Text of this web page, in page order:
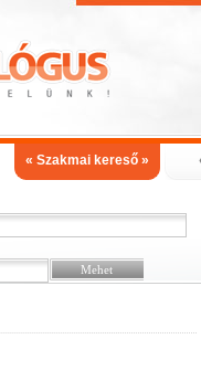
« Szakmai kereső »